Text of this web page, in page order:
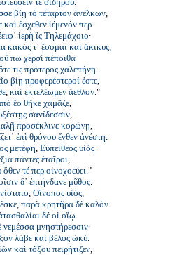
βίῃ τὸ τέταρτον ἀνέλκων,
καὶ ἔσχεθεν ἱέμενόν περ.
᾽ ἱερὴ ἲς Τηλεμάχοιο·
κακός τ᾽ ἔσομαι καὶ ἄκικυς,
οὔ πω χερσὶ πέποιθα
τις πρότερος χαλεπήνῃ.
βίῃ προφερέστεροί ἐστε,
, καὶ ἐκτελέωμεν ἄεθλον."
ἕο θῆκε χαμᾶζε,
σανίδεσσιν,
προσέκλινε κορώνῃ,
᾽ ἐπὶ θρόνου ἔνθεν ἀνέστη.
μετέφη, Εὐπείθεος υἱός·
πάντες ἑταῖροι,
ὅθεν τέ περ οἰνοχοεύει."
δ᾽ ἐπιήνδανε μῦθος.
, Οἴνοπος υἱός,
ἔσκε, παρὰ κρητῆρα δὲ καλὸν
δέ οἱ οἴῳ
νεμέσσα μνηστήρεσσιν·
λάβε καὶ βέλος ὠκύ.
καὶ τόξου πειρήτιζεν,